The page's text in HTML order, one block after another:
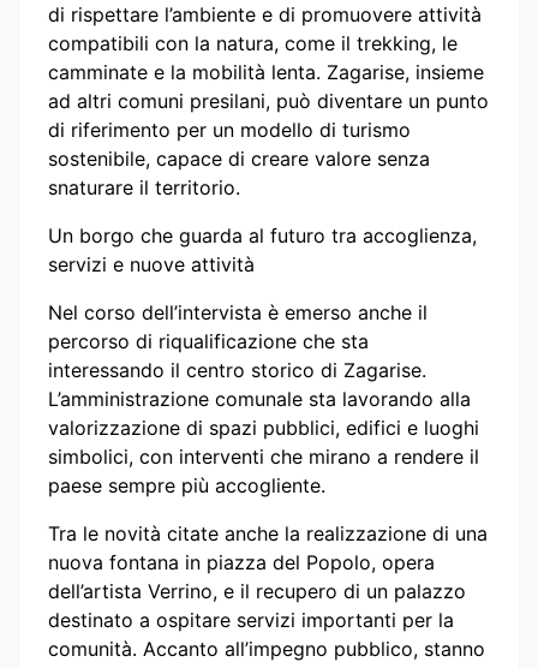
di rispettare l’ambiente e di promuovere attività
compatibili con la natura, come il trekking, le
camminate e la mobilità lenta. Zagarise, insieme
ad altri comuni presilani, può diventare un punto
di riferimento per un modello di turismo
sostenibile, capace di creare valore senza
snaturare il territorio.
Un borgo che guarda al futuro tra accoglienza,
servizi e nuove attività
Nel corso dell’intervista è emerso anche il
percorso di riqualificazione che sta
interessando il centro storico di Zagarise.
L’amministrazione comunale sta lavorando alla
valorizzazione di spazi pubblici, edifici e luoghi
simbolici, con interventi che mirano a rendere il
paese sempre più accogliente.
Tra le novità citate anche la realizzazione di una
nuova fontana in piazza del Popolo, opera
dell’artista Verrino, e il recupero di un palazzo
destinato a ospitare servizi importanti per la
comunità. Accanto all’impegno pubblico, stanno